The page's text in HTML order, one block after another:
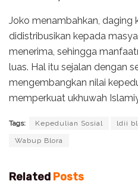
Joko menambahkan, daging
didistribusikan kepada
menerima, sehingga
luas. Hal itu sejalan dengan
mengembangkan nilai
memperkuat ukhuwah
Tags: Kepedulian Sosial ldii
Wabup Blora
Related Posts